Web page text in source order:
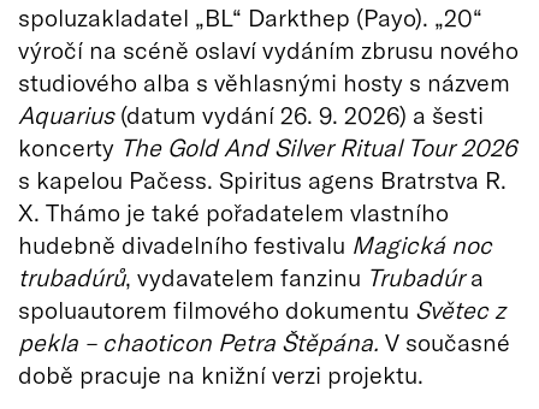
spoluzakladatel „BL“ Darkthep (Payo). „20“
výročí na scéně oslaví vydáním zbrusu nového
studiového alba s věhlasnými hosty s názvem
Aquarius(datum vydání 26. 9. 2026) a šesti
koncerty The Gold And Silver Ritual Tour 2026
s kapelou Pačess. Spiritus agens Bratrstva R.
X. Thámo je také pořadatelem vlastního
hudebně divadelního festivalu Magická noc
trubadúrů, vydavatelem fanzinu Trubadúra
spoluautorem filmového dokumentu Světec z
pekla – chaoticon Petra Štěpána. V současné
době pracuje na knižní verzi projektu.